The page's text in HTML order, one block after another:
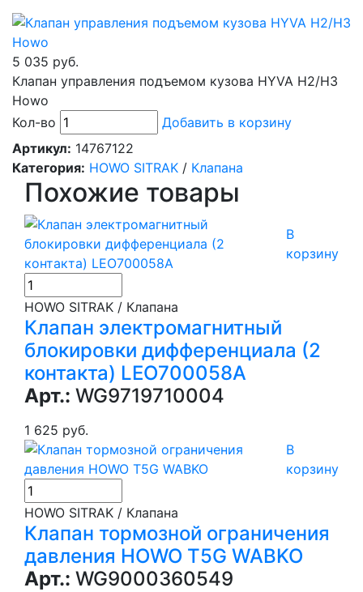
5 035 руб.
Клапан управления подъемом кузова HYVA H2/H3
Howo
Кол-во
Добавить в корзину
Артикул: 14767122
Категория: HOWO SITRAK / Клапана
Похожие товары
В
корзину
HOWO SITRAK / Клапана
Клапан электромагнитный
блокировки дифференциала (2
контакта) LEO700058A
Арт.: WG9719710004
1 625 руб.
В
корзину
HOWO SITRAK / Клапана
Клапан тормозной ограничения
давления HOWO T5G WABKO
Арт.: WG9000360549